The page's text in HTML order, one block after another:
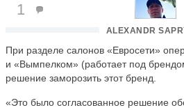
ALEXANDR
1
При разделе салонов «Евросети»
и «Вымпелком» (работает под
решение заморозить этот бренд.
«Это было согласованное решение